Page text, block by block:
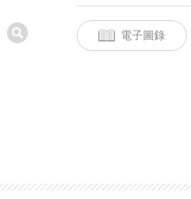
電子圖錄